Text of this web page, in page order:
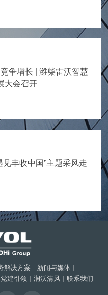
争增长 | 潍柴雷沃智慧
大会召开
丰收中国”主题采风走
解决方案 | 新闻与媒体 |
党建引领 | 润沃清风 | 联系我们